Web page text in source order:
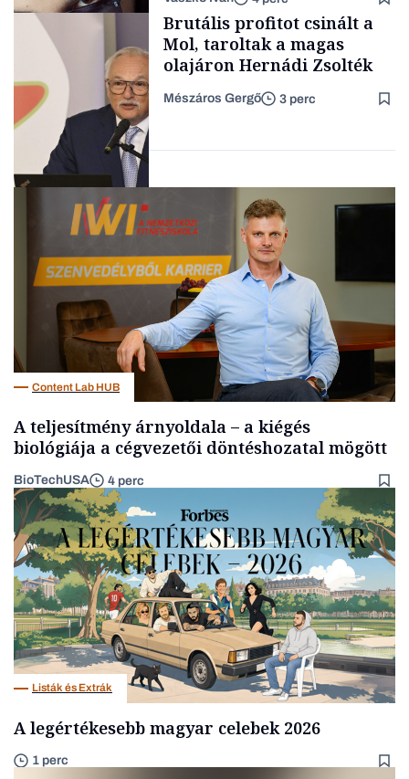
TÁMOGATÓI
TARTALOM
Forbes-sztori
gondolataimat akartam
kimondani
Befektetés
Brutális profitot csinált a
Mol, taroltak a magas
olajáron Hernádi Zsolték
Mészáros Gergő 3 perc
Content Lab HUB
A teljesítmény árnyoldala – a kiégés
biológiája a cégvezetői döntéshozatal mögött
BioTechUSA 4 perc
Listák és Extrák
A legértékesebb magyar celebek 2026
1 perc